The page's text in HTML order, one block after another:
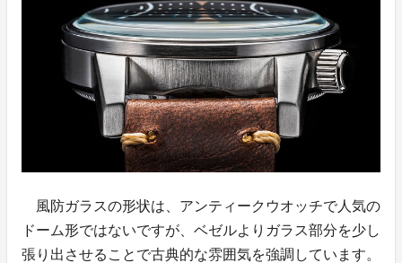
風防ガラスの形状は、アンティークウオッチで人気の
ドーム形ではないですが、ベゼルよりガラス部分を少し
張り出させることで古典的な雰囲気を強調しています。